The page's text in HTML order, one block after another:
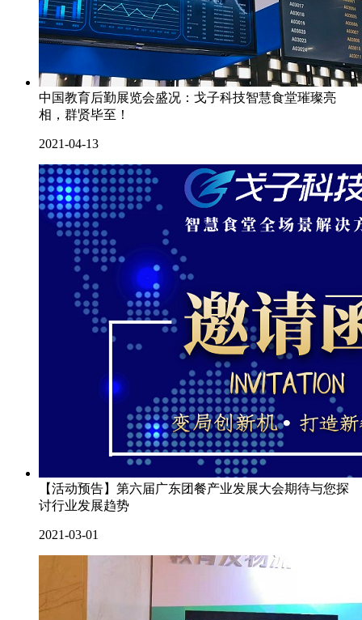
中国教育后勤展览会盛况：戈子科技智慧食堂璀璨亮
相，群贤毕至！
2021-04-13
【活动预告】第六届广东团餐产业发展大会期待与您探
讨行业发展趋势
2021-03-01